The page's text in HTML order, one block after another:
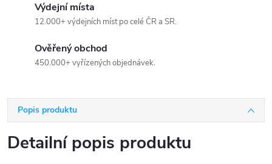
Výdejní místa
12.000+ výdejních míst po celé ČR a SR.
Ověřený obchod
450.000+ vyřízených objednávek.
Popis produktu
Detailní popis produktu